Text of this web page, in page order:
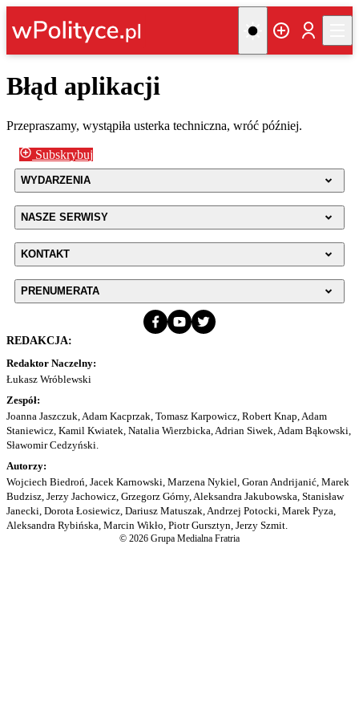
Błąd aplikacji
Przepraszamy, wystąpiła usterka techniczna, wróć później.
Subskrybuj
WYDARZENIA
NASZE SERWISY
KONTAKT
PRENUMERATA
REDAKCJA:
Redaktor Naczelny:
Łukasz Wróblewski
Zespół:
Joanna Jaszczuk, Adam Kacprzak, Tomasz Karpowicz, Robert Knap, Adam
Staniewicz, Kamil Kwiatek, Natalia Wierzbicka, Adrian Siwek, Adam Bąkowski,
Sławomir Cedzyński.
Autorzy:
Wojciech Biedroń, Jacek Karnowski, Marzena Nykiel, Goran Andrijanić, Marek
Budzisz, Jerzy Jachowicz, Grzegorz Górny, Aleksandra Jakubowska, Stanisław
Janecki, Dorota Łosiewicz, Dariusz Matuszak, Andrzej Potocki, Marek Pyza,
Aleksandra Rybińska, Marcin Wikło, Piotr Gursztyn, Jerzy Szmit.
© 2026 Grupa Medialna Fratria